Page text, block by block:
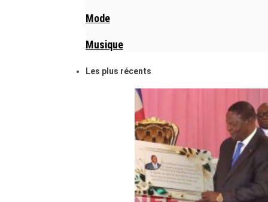
Mode
Musique
Les plus récents